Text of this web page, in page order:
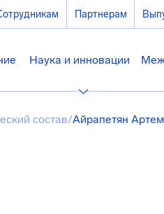
Партнерам
Наука и инновации
состав/Айрапетян Артем